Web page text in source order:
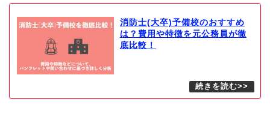
消防士(大卒)予備校のおすすめ
は？費用や特徴を元公務員が徹
底比較！